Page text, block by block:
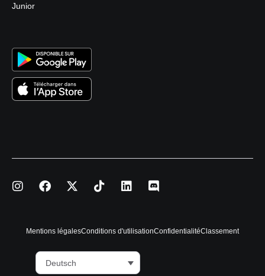
Junior
Mentions légalesConditions d'utilisationConfidentialitéClassement
Deutsch